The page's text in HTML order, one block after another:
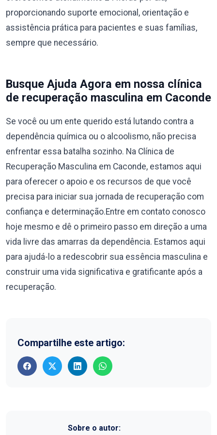
proporcionando suporte emocional, orientação e
assistência prática para pacientes e suas famílias,
sempre que necessário.
Busque Ajuda Agora em nossa clínica
de recuperação masculina em Caconde
Se você ou um ente querido está lutando contra a
dependência química ou o alcoolismo, não precisa
enfrentar essa batalha sozinho. Na Clínica de
Recuperação Masculina em Caconde, estamos aqui
para oferecer o apoio e os recursos de que você
precisa para iniciar sua jornada de recuperação com
confiança e determinação.Entre em contato conosco
hoje mesmo e dê o primeiro passo em direção a uma
vida livre das amarras da dependência. Estamos aqui
para ajudá-lo a redescobrir sua essência masculina e
construir uma vida significativa e gratificante após a
recuperação.
Compartilhe este artigo:
Sobre o autor: